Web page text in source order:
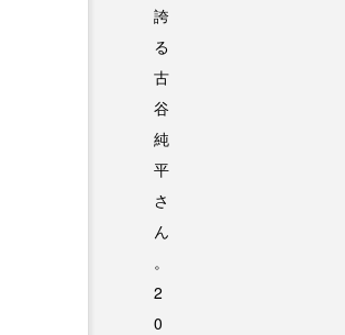
誇
る
古
谷
純
平
さ
ん
。
2
0